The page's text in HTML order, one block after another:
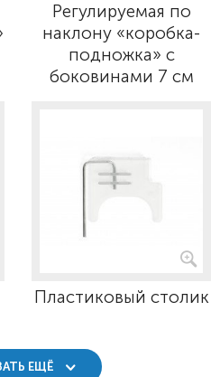
Регулируемая по
наклону «коробка-
подножка» с
боковинами 7 см
Пластиковый столик
ЕЩЁ